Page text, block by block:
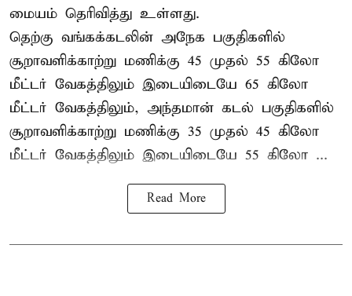
மையம் தெரிவித்து உள்ளது.
தெற்கு வங்கக்கடலின் அநேக பகுதிகளில்
சூறாவளிக்காற்று மணிக்கு 45 முதல் 55 கிலோ
மீட்டர் வேகத்திலும் இடையிடையே 65 கிலோ
மீட்டர் வேகத்திலும், அந்தமான் கடல் பகுதிகளில்
சூறாவளிக்காற்று மணிக்கு 35 முதல் 45 கிலோ
மீட்டர் வேகத்திலும் இடையிடையே 55 கிலோ ...
Read More